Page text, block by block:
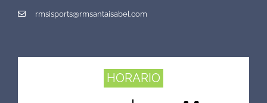
rmsisports@rmsantaisabel.com
HORARIO